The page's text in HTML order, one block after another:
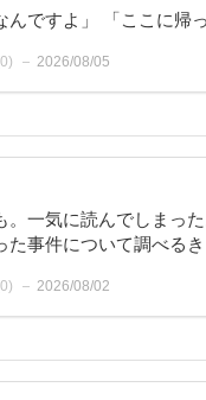
んですよ」 「ここに帰
0) 2026/08/05
。一気に読んでしまっ
事件について調べるき
0) 2026/08/02